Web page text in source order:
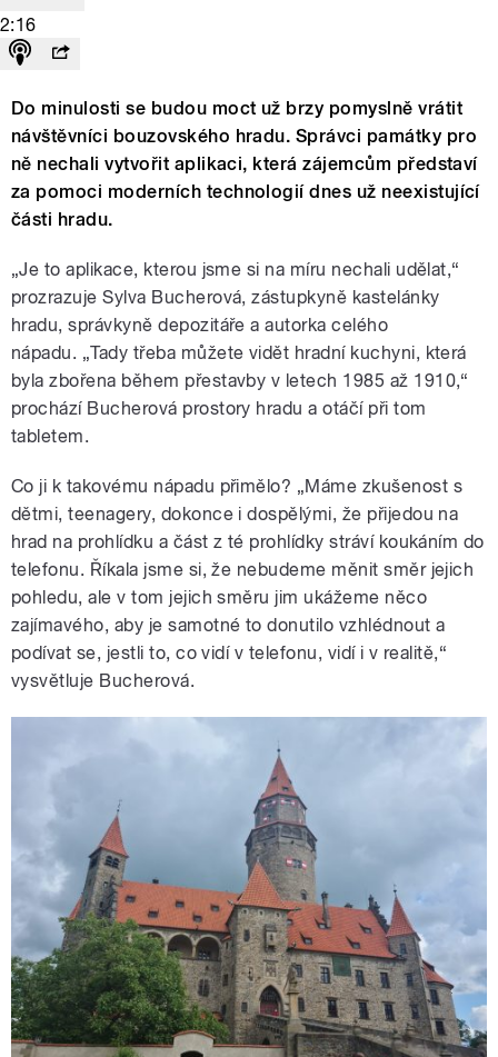
2:16
Do minulosti se budou moct už brzy pomyslně vrátit
návštěvníci bouzovského hradu. Správci památky pro
ně nechali vytvořit aplikaci, která zájemcům představí
za pomoci moderních technologií dnes už neexistující
části hradu.
„Je to aplikace, kterou jsme si na míru nechali udělat,“
prozrazuje Sylva Bucherová, zástupkyně kastelánky
hradu, správkyně depozitáře a autorka celého
nápadu. „Tady třeba můžete vidět hradní kuchyni, která
byla zbořena během přestavby v letech 1985 až 1910,“
prochází Bucherová prostory hradu a otáčí při tom
tabletem.
Co ji k takovému nápadu přimělo? „Máme zkušenost s
dětmi, teenagery, dokonce i dospělými, že přijedou na
hrad na prohlídku a část z té prohlídky stráví koukáním do
telefonu. Říkala jsme si, že nebudeme měnit směr jejich
pohledu, ale v tom jejich směru jim ukážeme něco
zajímavého, aby je samotné to donutilo vzhlédnout a
podívat se, jestli to, co vidí v telefonu, vidí i v realitě,“
vysvětluje Bucherová.